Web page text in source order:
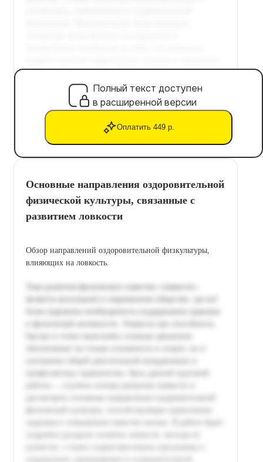
Полный текст доступен
в расширенной версии
Оплатить 449 р.
Основные направления оздоровительной
физической культуры, связанные с
развитием ловкости
Обзор направлений оздоровительной физкультуры,
влияющих на ловкость.